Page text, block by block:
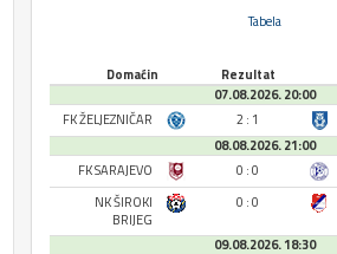
Tabela
Domaćin Rezultat
07.08.2026. 20:00
FK ŽELJEZNIČAR
2 : 1
08.08.2026. 21:00
FK SARAJEVO
0 : 0
NK ŠIROKI
BRIJEG
0 : 0
09.08.2026. 18:30